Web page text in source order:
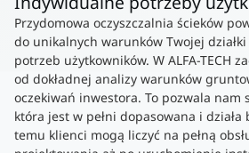
Przydomowa oczyszczalnia ścieków
do unikalnych warunków Twojej
potrzeb użytkowników. W ALFA-TECH
od dokładnej analizy warunków
oczekiwań inwestora. To pozwala nam
która jest w pełni dopasowana i działa
temu klienci mogą liczyć na pełną